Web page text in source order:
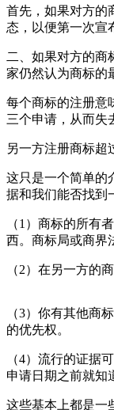
首先，如果对方的
态，以便第一次
二、如果对方的商
家仍然认为商标
每个商标的注册意
三个申请，从而
另一方注册商标
这只是一个简单的
据和我们能否找到
（1）商标的所有
西。商标局或商
（2）在另一方的
（3）你有其他商
的优先权。
（4）流行的证据
申请日期之前就知
这些基本上都是一